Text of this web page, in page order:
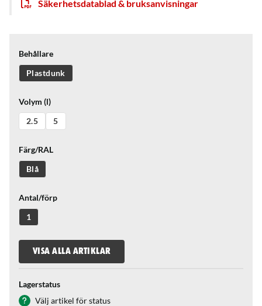
Säkerhetsdatablad & bruksanvisningar
Behållare
Plastdunk
Volym (l)
2.5
5
Färg/RAL
Blå
Antal/förp
1
VISA ALLA ARTIKLAR
Lagerstatus
Välj artikel för status